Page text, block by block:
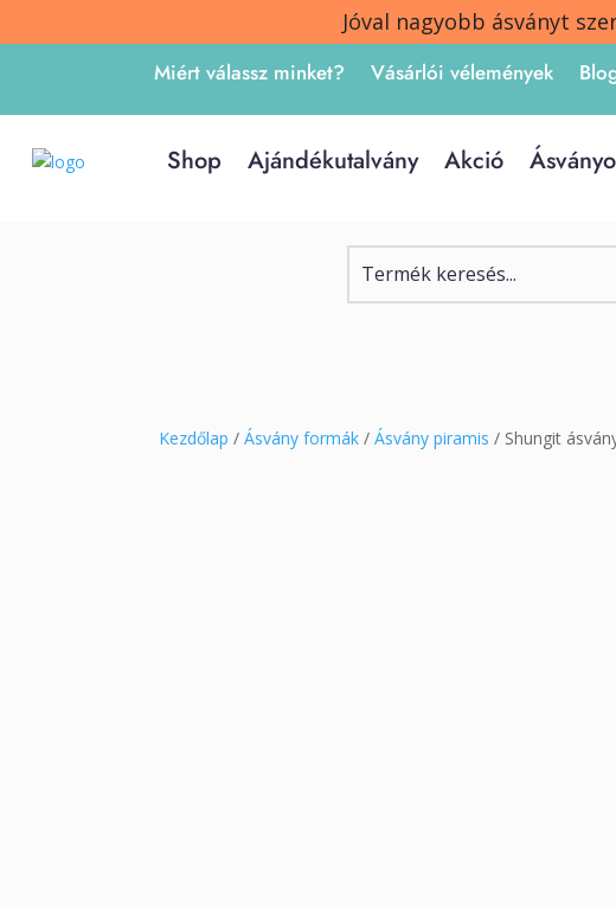
Jóval nagyobb ásványt
Miért válassz minket?
Vásárlói vélemények
Shop Ajándékutalvány Akció
Kezdőlap /Ásvány formák /Ásvány piramis / Shungit